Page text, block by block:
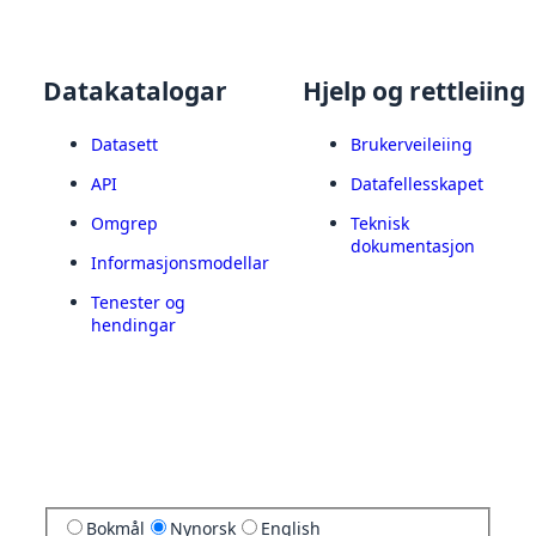
Datakatalogar
Datasett
API
Omgrep
Informasjonsmodellar
Tenester og
hendingar
Hjelp og rettleiing
Brukerveileiing
Datafellesskapet
Teknisk
dokumentasjon
Bokmål Nynorsk English